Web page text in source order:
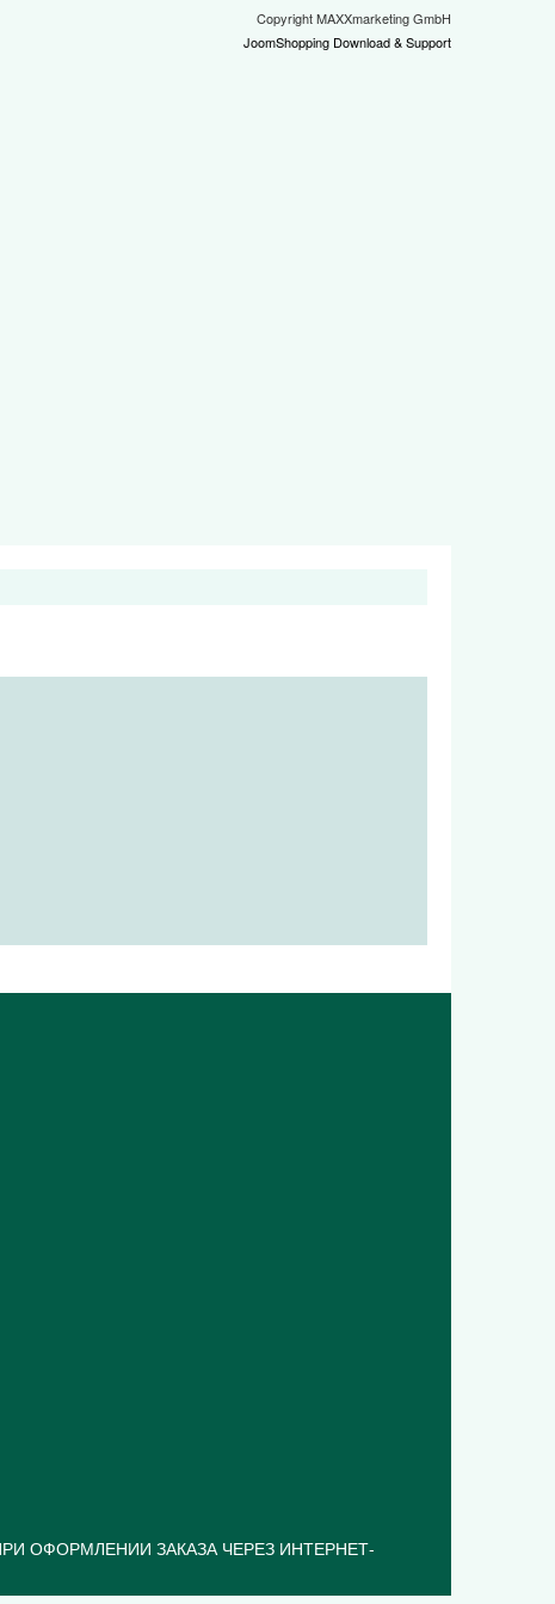
Copyright MAXXmarketing GmbH
JoomShopping Download & Support
ОФОРМЛЕНИИ ЗАКАЗА ЧЕРЕЗ ИНТЕРНЕТ-